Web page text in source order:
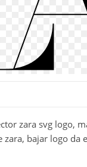
zara svg logo,
bajar logo da